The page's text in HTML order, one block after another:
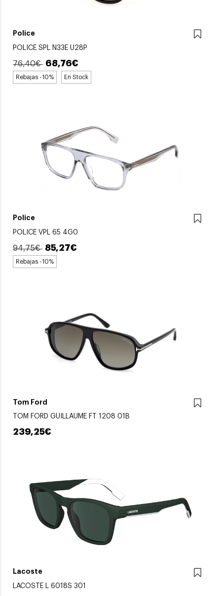
Police
POLICE SPL N33E U28P
76,40€ 68,76€
Rebajas -10% En Stock
Police
POLICE VPL 65 4G0
94,75€ 85,27€
Rebajas -10%
Tom Ford
TOM FORD GUILLAUME FT 1208 01B
239,25€
Lacoste
LACOSTE L 6018S 301